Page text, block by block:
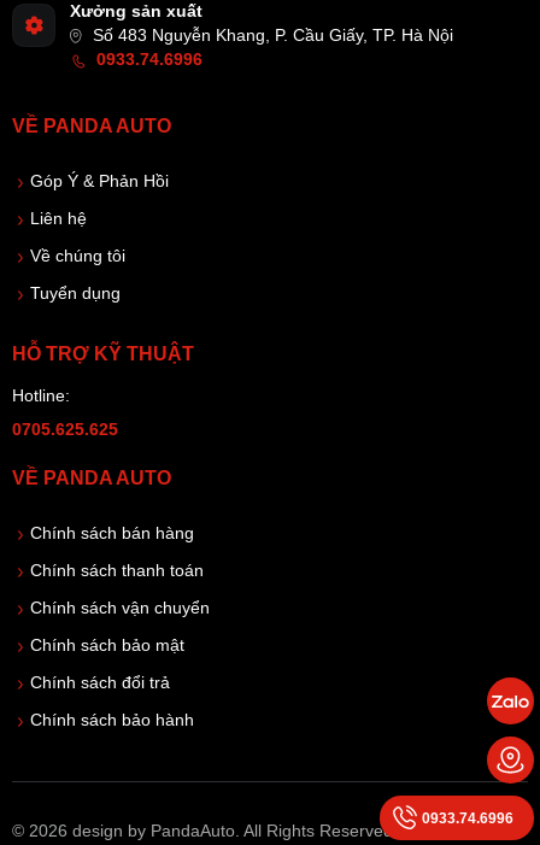
Xưởng sản xuất
Số 483 Nguyễn Khang, P. Cầu Giấy, TP. Hà Nội
0933.74.6996
VỀ PANDA AUTO
Góp Ý & Phản Hồi
Liên hệ
Về chúng tôi
Tuyển dụng
HỖ TRỢ KỸ THUẬT
Hotline:
0705.625.625
VỀ PANDA AUTO
Chính sách bán hàng
Chính sách thanh toán
Chính sách vận chuyển
Chính sách bảo mật
Chính sách đổi trả
Chính sách bảo hành
© 2026 design by PandaAuto. All Rights Reserved
0933.74.6996